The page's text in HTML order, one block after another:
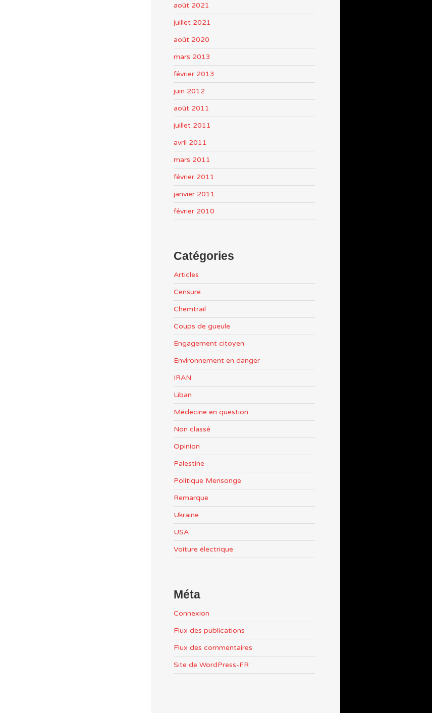
août 2021
juillet 2021
août 2020
mars 2013
février 2013
juin 2012
août 2011
juillet 2011
avril 2011
mars 2011
février 2011
janvier 2011
février 2010
Catégories
Articles
Censure
Chemtrail
Coups de gueule
Engagement citoyen
Environnement en danger
IRAN
Liban
Médecine en question
Non classé
Opinion
Palestine
Politique Mensonge
Remarque
Ukraine
USA
Voiture électrique
Méta
Connexion
Flux des publications
Flux des commentaires
Site de WordPress-FR